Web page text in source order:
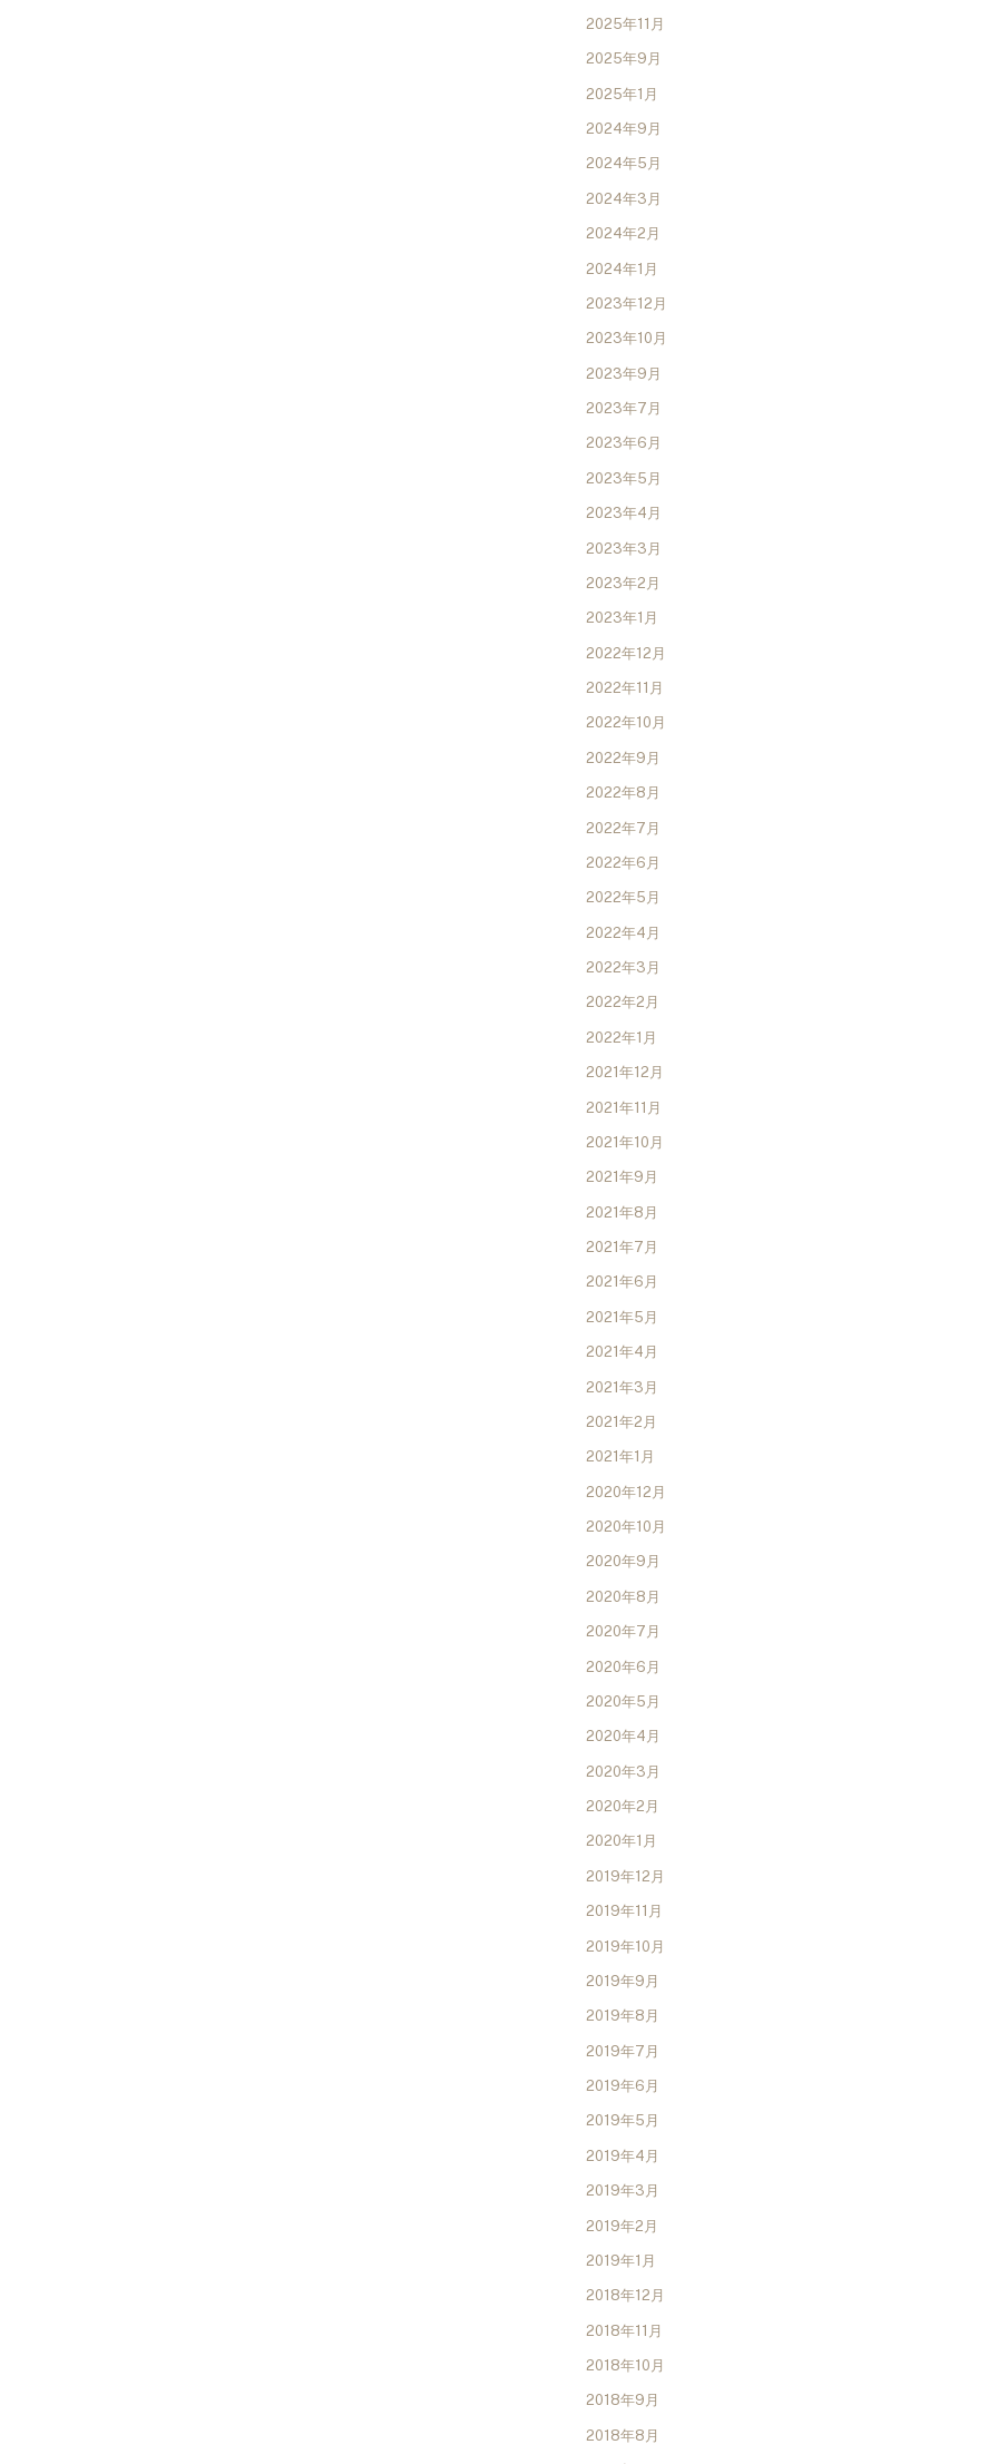
2025年11月
2025年9月
2025年1月
2024年9月
2024年5月
2024年3月
2024年2月
2024年1月
2023年12月
2023年10月
2023年9月
2023年7月
2023年6月
2023年5月
2023年4月
2023年3月
2023年2月
2023年1月
2022年12月
2022年11月
2022年10月
2022年9月
2022年8月
2022年7月
2022年6月
2022年5月
2022年4月
2022年3月
2022年2月
2022年1月
2021年12月
2021年11月
2021年10月
2021年9月
2021年8月
2021年7月
2021年6月
2021年5月
2021年4月
2021年3月
2021年2月
2021年1月
2020年12月
2020年10月
2020年9月
2020年8月
2020年7月
2020年6月
2020年5月
2020年4月
2020年3月
2020年2月
2020年1月
2019年12月
2019年11月
2019年10月
2019年9月
2019年8月
2019年7月
2019年6月
2019年5月
2019年4月
2019年3月
2019年2月
2019年1月
2018年12月
2018年11月
2018年10月
2018年9月
2018年8月